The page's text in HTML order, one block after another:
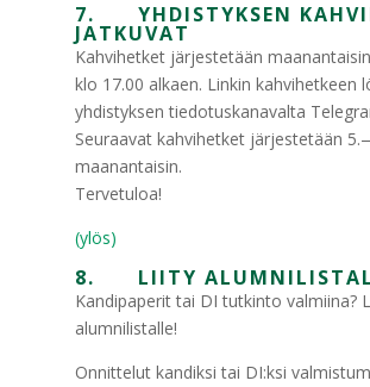
7. YHDISTYKSEN
JATKUVAT
Kahvihetket järjestetään
klo 17.00 alkaen. Linkin kahvihetkeen
yhdistyksen tiedotuskanavalta
Seuraavat kahvihetket järjestetään
maanantaisin.
Tervetuloa!
(ylös)
8. LIITY
Kandipaperit tai DI tutkinto valmiina?
alumnilistalle!
Onnittelut kandiksi tai DI:ksi